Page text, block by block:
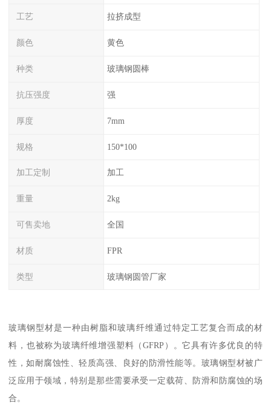
工艺 拉挤成型
颜色 黄色
种类 玻璃钢圆棒
抗压强度 强
厚度 7mm
规格 150*100
加工定制 加工
重量 2kg
可售卖地 全国
材质 FPR
类型 玻璃钢圆管厂家
玻璃钢型材是一种由树脂和玻璃纤维通过特定工艺复合而成的材
料，也被称为玻璃纤维增强塑料（GFRP）。它具有许多优良的特
性，如耐腐蚀性、轻质高强、良好的防滑性能等。玻璃钢型材被广
泛应用于领域，特别是那些需要承受一定载荷、防滑和防腐蚀的场
合。